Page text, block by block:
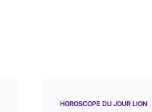
HOROSCOPE DU JOUR LION